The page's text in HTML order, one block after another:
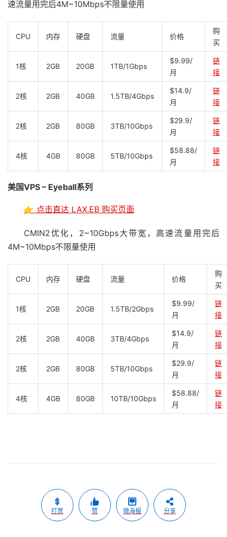
速流量用完后4M~10Mbps不限量使用
CPU 内存 硬盘 流量 价格
购
买
1核 2GB 20GB 1TB/1Gbps
$9.99/
月
链
接
2核 2GB 40GB 1.5TB/4Gbps
$14.9/
月
链
接
2核 2GB 80GB 3TB/10Gbps
$29.9/
月
链
接
4核 4GB 80GB 5TB/10Gbps
$58.88/
月
链
接
美国VPS – Eyeball系列
👉 点击直达 LAX.EB 购买页面
CMIN2优化，2~10Gbps大带宽，高速流量用完后
4M~10Mbps不限量使用
CPU 内存 硬盘 流量 价格
购
买
1核 2GB 20GB 1.5TB/2Gbps
$9.99/
月
链
接
2核 2GB 40GB 3TB/4Gbps
$14.9/
月
链
接
2核 2GB 80GB 5TB/10Gbps
$29.9/
月
链
接
4核 4GB 80GB 10TB/10Gbps
$58.88/
月
链
接
打赏 赞 微海报 分享